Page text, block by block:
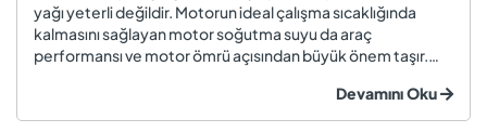
yağı yeterli değildir. Motorun ideal çalışma sıcaklığında
kalmasını sağlayan motor soğutma suyu da araç
performansı ve motor ömrü açısından büyük önem taşır.
değiştirilmeyen soğutma suyu; hararet, korozyon, motor
arızaları ve yüksek onarım ma...
Devamını Oku